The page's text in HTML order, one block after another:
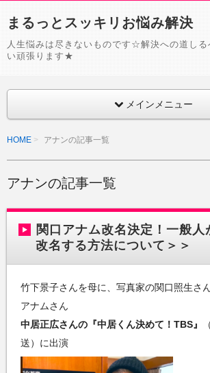
まるっとスッキリお悩み解決
人生悩みは尽きないものです☆解決への道し
い頑張ります★
メインメニュー
HOME アナンの記事一覧
アナンの記事一覧
関口アナム改名決定！一般人
改名する方法について＞＞
竹下景子さんを母に、写真家の関口照生さ
アナムさん
中居正広さんの『中居くん決めて！TBS』
送）に出演